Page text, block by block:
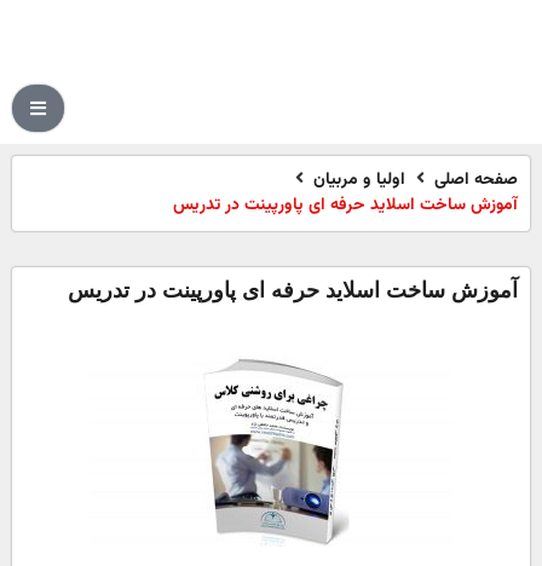
صفحه اصلی
اولیا و مربیان
آموزش ساخت اسلاید حرفه ای پاورپینت در تدریس
آموزش ساخت اسلاید حرفه ای پاورپینت در تدریس